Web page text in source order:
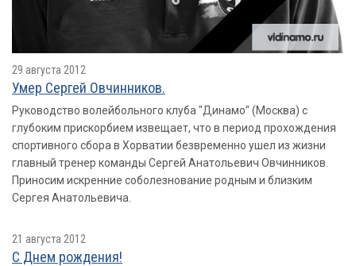
29 августа 2012
Умер Сергей Овчинников.
Руководство волейбольного клуба "Динамо" (Москва) с
глубоким прискорбием извещает, что в период прохождения
спортивного сбора в Хорватии безвременно ушел из жизни
главный тренер команды Сергей Анатольевич Овчинников.
Приносим искренние соболезнование родным и близким
Сергея Анатольевича.
21 августа 2012
С Днем рождения!